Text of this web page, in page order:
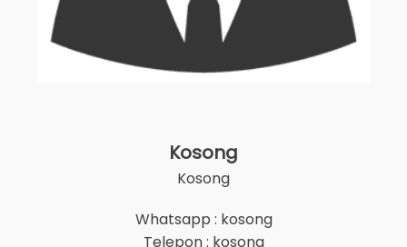
Kosong
Kosong
Whatsapp : kosong
Telepon : kosong